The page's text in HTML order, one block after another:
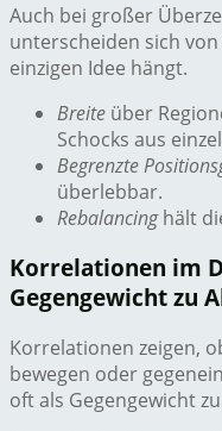
Auch bei großer
unterscheiden sich
einzigen Idee hängt.
Breite über
Schocks aus
Begrenzte
überlebbar.
Rebalancinghält
Korrelationen im
Gegengewicht zu
Korrelationen zeigen,
bewegen oder
oft als Gegengewicht